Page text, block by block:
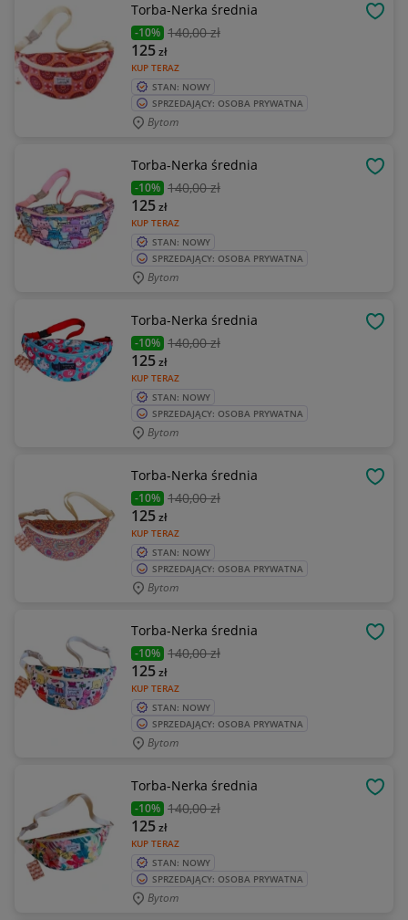
Torba-Nerka średnia
-10% 140,00 zł
KUP TERAZ
125zł
STAN: NOWY
SPRZEDAJĄCY: OSOBA PRYWATNA
Bytom
Torba-Nerka średnia
-10% 140,00 zł
KUP TERAZ
125zł
STAN: NOWY
SPRZEDAJĄCY: OSOBA PRYWATNA
Bytom
Torba-Nerka średnia
-10% 140,00 zł
KUP TERAZ
125zł
STAN: NOWY
SPRZEDAJĄCY: OSOBA PRYWATNA
Bytom
Torba-Nerka średnia
-10% 140,00 zł
KUP TERAZ
125zł
STAN: NOWY
SPRZEDAJĄCY: OSOBA PRYWATNA
Bytom
Torba-Nerka średnia
-10% 140,00 zł
KUP TERAZ
125zł
STAN: NOWY
SPRZEDAJĄCY: OSOBA PRYWATNA
Bytom
Torba-Nerka średnia
-10% 140,00 zł
KUP TERAZ
125zł
STAN: NOWY
SPRZEDAJĄCY: OSOBA PRYWATNA
Bytom